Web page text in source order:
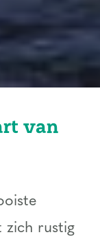
van
zich rustig